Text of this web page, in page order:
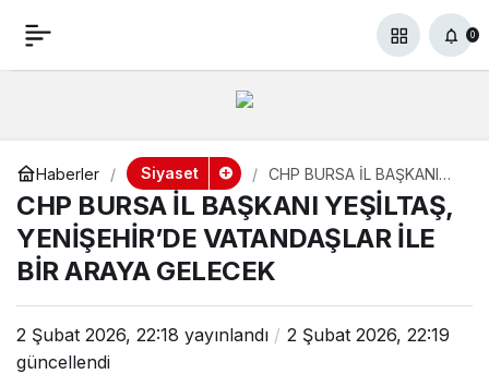
0
Haberler Siyaset
CHP BURSA İL BAŞKANI
YEŞİLTAŞ, YENİŞEHİR’DE
VATANDAŞLAR İLE BİR
ARAYA GELECEK
CHP BURSA İL BAŞKANI YEŞİLTAŞ,
YENİŞEHİR’DE VATANDAŞLAR İLE
BİR ARAYA GELECEK
2 Şubat 2026, 22:18 yayınlandı
2 Şubat 2026, 22:19
güncellendi
CHP BURSA İL BAŞKANI
ARAYA GELECEK
0 Paylaş